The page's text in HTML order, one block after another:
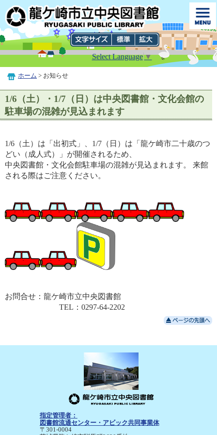
Select Language▼
ホーム > お知らせ
1/6（土）・1/7（日）は中央図書館・文化会館の
駐車場の混雑が見込まれます
1/6（土）は「出初式」、1/7（日）は「龍ケ崎市二十歳のつ
どい（成人式）」が開催されるため、
中央図書館・文化会館駐車場の混雑が見込まれます。 来館
される際はご注意ください。
お問合せ：龍ケ崎市立中央図書館
TEL：0297-64-2202
指定管理者：
図書館流通センター・アビック共同事業体
〒301-0004